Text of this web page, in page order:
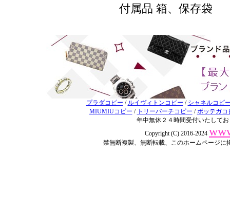
付属品 箱、保存袋
プラダコピー / ルイヴィトンコピー / シャネルコピ
MIUMIUコピー / トリーバーチコピー /ボッテガコ
年中無休２４時間受付いたして
Copyright (C) 2016-2024
禁無断複製、無断転載、このホームページ